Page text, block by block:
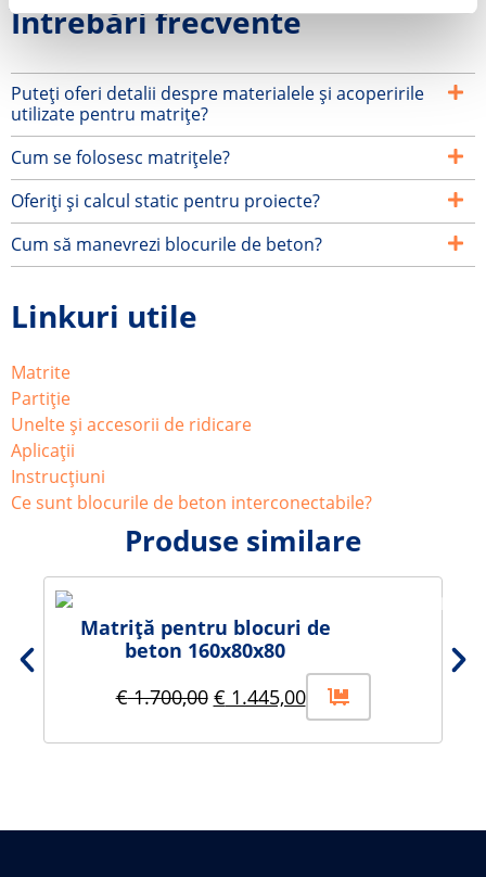
Întrebări frecvente
Puteți oferi detalii despre materialele și acoperirile
utilizate pentru matrițe?
Cum se folosesc matrițele?
Oferiți și calcul static pentru proiecte?
Cum să manevrezi blocurile de beton?
Linkuri utile
Matrite
Partiție
Unelte și accesorii de ridicare
Aplicații
Instrucţiuni
Ce sunt blocurile de beton interconectabile?
Produse similare
Matriță pentru blocuri de
beton 160x80x80
€1.700,00 € 1.445,00